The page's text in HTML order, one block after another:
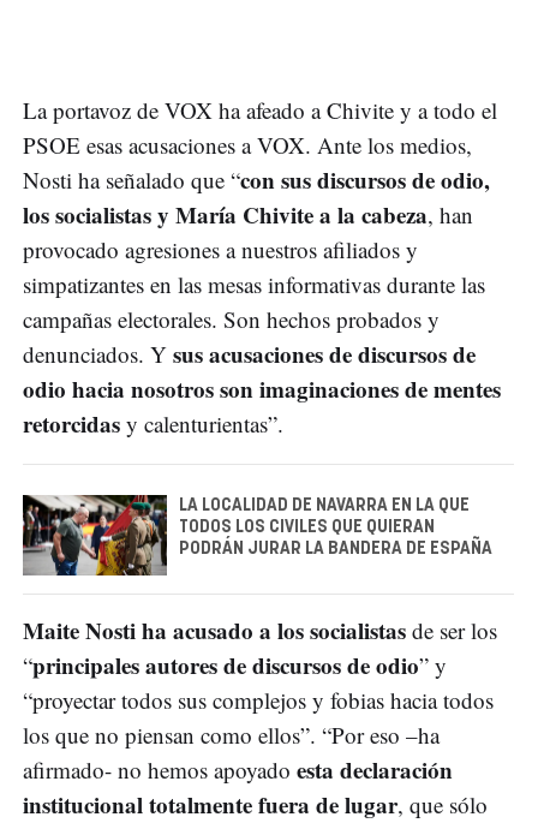
La portavoz de VOX ha afeado a Chivite y a todo el
PSOE esas acusaciones a VOX. Ante los medios,
Nosti ha señalado que “con sus discursos de odio,
los socialistas y María Chivite a la cabeza, han
provocado agresiones a nuestros afiliados y
simpatizantes en las mesas informativas durante las
campañas electorales. Son hechos probados y
denunciados. Y sus acusaciones de discursos de
odio hacia nosotros son imaginaciones de mentes
retorcidas y calenturientas”.
LA LOCALIDAD DE NAVARRA EN LA QUE
TODOS LOS CIVILES QUE QUIERAN
PODRÁN JURAR LA BANDERA DE ESPAÑA
Maite Nosti ha acusado a los socialistas de ser los
“principales autores de discursos de odio” y
“proyectar todos sus complejos y fobias hacia todos
los que no piensan como ellos”. “Por eso –ha
afirmado- no hemos apoyado esta declaración
institucional totalmente fuera de lugar, que sólo